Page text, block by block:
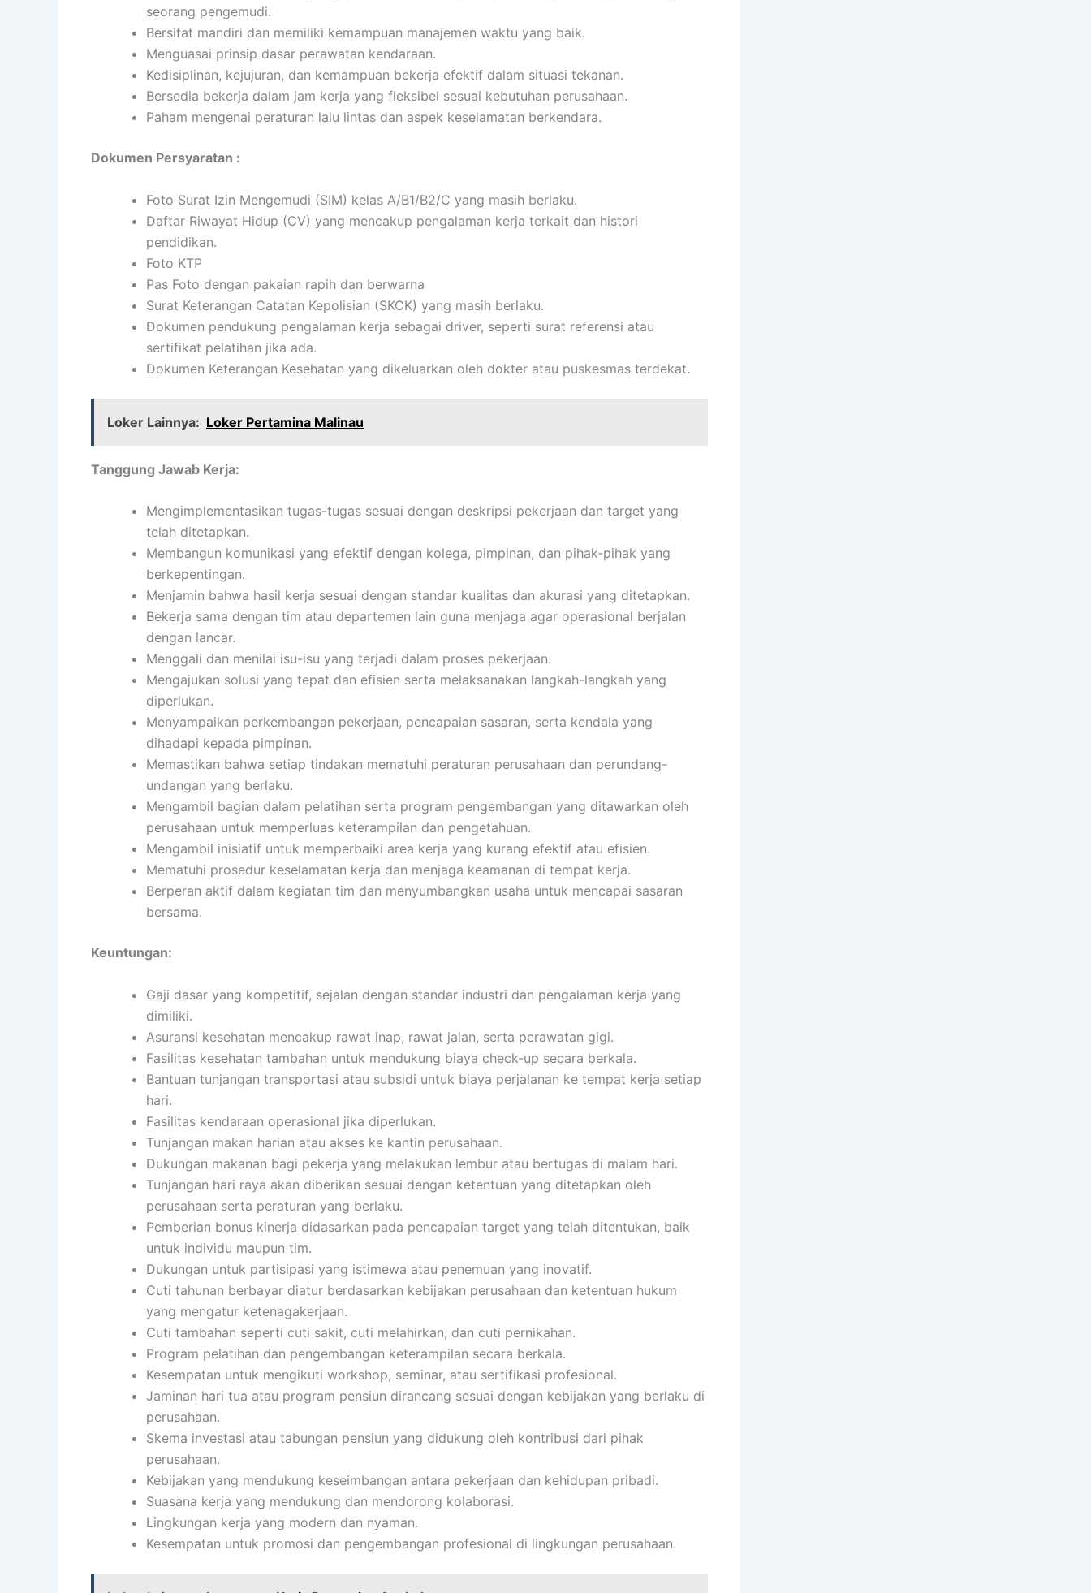
seorang pengemudi.
Bersifat mandiri dan memiliki kemampuan manajemen waktu yang baik.
Menguasai prinsip dasar perawatan kendaraan.
Kedisiplinan, kejujuran, dan kemampuan bekerja efektif dalam situasi tekanan.
Bersedia bekerja dalam jam kerja yang fleksibel sesuai kebutuhan perusahaan.
Paham mengenai peraturan lalu lintas dan aspek keselamatan berkendara.
Dokumen Persyaratan :
Foto Surat Izin Mengemudi (SIM) kelas A/B1/B2/C yang masih berlaku.
Daftar Riwayat Hidup (CV) yang mencakup pengalaman kerja terkait dan histori
pendidikan.
Foto KTP
Pas Foto dengan pakaian rapih dan berwarna
Surat Keterangan Catatan Kepolisian (SKCK) yang masih berlaku.
Dokumen pendukung pengalaman kerja sebagai driver, seperti surat referensi atau
sertifikat pelatihan jika ada.
Dokumen Keterangan Kesehatan yang dikeluarkan oleh dokter atau puskesmas terdekat.
Loker Lainnya: Loker Pertamina Malinau
Tanggung Jawab Kerja:
Mengimplementasikan tugas-tugas sesuai dengan deskripsi pekerjaan dan target yang
telah ditetapkan.
Membangun komunikasi yang efektif dengan kolega, pimpinan, dan pihak-pihak yang
berkepentingan.
Menjamin bahwa hasil kerja sesuai dengan standar kualitas dan akurasi yang ditetapkan.
Bekerja sama dengan tim atau departemen lain guna menjaga agar operasional berjalan
dengan lancar.
Menggali dan menilai isu-isu yang terjadi dalam proses pekerjaan.
Mengajukan solusi yang tepat dan efisien serta melaksanakan langkah-langkah yang
diperlukan.
Menyampaikan perkembangan pekerjaan, pencapaian sasaran, serta kendala yang
dihadapi kepada pimpinan.
Memastikan bahwa setiap tindakan mematuhi peraturan perusahaan dan perundang-
undangan yang berlaku.
Mengambil bagian dalam pelatihan serta program pengembangan yang ditawarkan oleh
perusahaan untuk memperluas keterampilan dan pengetahuan.
Mengambil inisiatif untuk memperbaiki area kerja yang kurang efektif atau efisien.
Mematuhi prosedur keselamatan kerja dan menjaga keamanan di tempat kerja.
Berperan aktif dalam kegiatan tim dan menyumbangkan usaha untuk mencapai sasaran
bersama.
Keuntungan:
Gaji dasar yang kompetitif, sejalan dengan standar industri dan pengalaman kerja yang
dimiliki.
Asuransi kesehatan mencakup rawat inap, rawat jalan, serta perawatan gigi.
Fasilitas kesehatan tambahan untuk mendukung biaya check-up secara berkala.
Bantuan tunjangan transportasi atau subsidi untuk biaya perjalanan ke tempat kerja setiap
hari.
Fasilitas kendaraan operasional jika diperlukan.
Tunjangan makan harian atau akses ke kantin perusahaan.
Dukungan makanan bagi pekerja yang melakukan lembur atau bertugas di malam hari.
Tunjangan hari raya akan diberikan sesuai dengan ketentuan yang ditetapkan oleh
perusahaan serta peraturan yang berlaku.
Pemberian bonus kinerja didasarkan pada pencapaian target yang telah ditentukan, baik
untuk individu maupun tim.
Dukungan untuk partisipasi yang istimewa atau penemuan yang inovatif.
Cuti tahunan berbayar diatur berdasarkan kebijakan perusahaan dan ketentuan hukum
yang mengatur ketenagakerjaan.
Cuti tambahan seperti cuti sakit, cuti melahirkan, dan cuti pernikahan.
Program pelatihan dan pengembangan keterampilan secara berkala.
Kesempatan untuk mengikuti workshop, seminar, atau sertifikasi profesional.
Jaminan hari tua atau program pensiun dirancang sesuai dengan kebijakan yang berlaku di
perusahaan.
Skema investasi atau tabungan pensiun yang didukung oleh kontribusi dari pihak
perusahaan.
Kebijakan yang mendukung keseimbangan antara pekerjaan dan kehidupan pribadi.
Suasana kerja yang mendukung dan mendorong kolaborasi.
Lingkungan kerja yang modern dan nyaman.
Kesempatan untuk promosi dan pengembangan profesional di lingkungan perusahaan.